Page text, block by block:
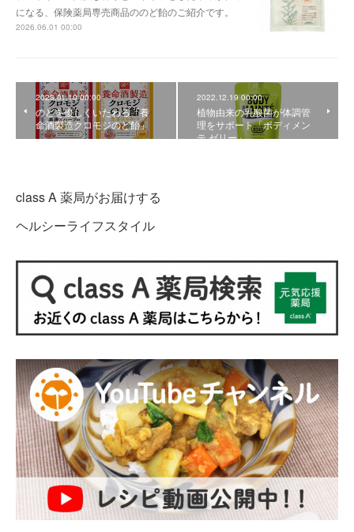
になる、保険薬局専売商品ののど飴のご紹介です。
2026.06.01 00:00
2023.01.10 00:00
のどを優しくいたわる「養
命酒製造クロモジのど飴󠄀」
2022.12.19 00:00
植物由来の乳酸菌が体調管
理をサポート「ボディメン
テ ゼリー」
class A 薬局がお届けする
ヘルシーライフスタイル